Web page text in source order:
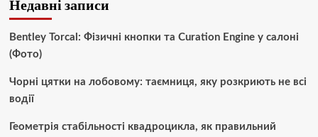
Недавні записи
Bentley Torcal: Фізичні кнопки та Curation Engine у салоні
(Фото)
Чорні цятки на лобовому: таємниця, яку розкриють не всі
водії
Геометрія стабільності квадроцикла, як правильний